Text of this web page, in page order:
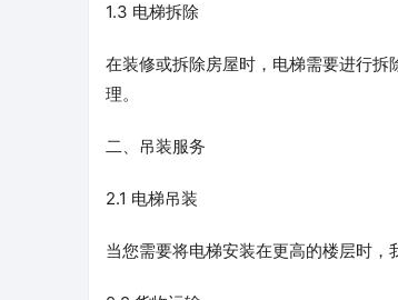
1.3 电梯拆除
在装修或拆除房屋时，电梯需要进行
理。
二、吊装服务
2.1 电梯吊装
当您需要将电梯安装在更高的楼层时，